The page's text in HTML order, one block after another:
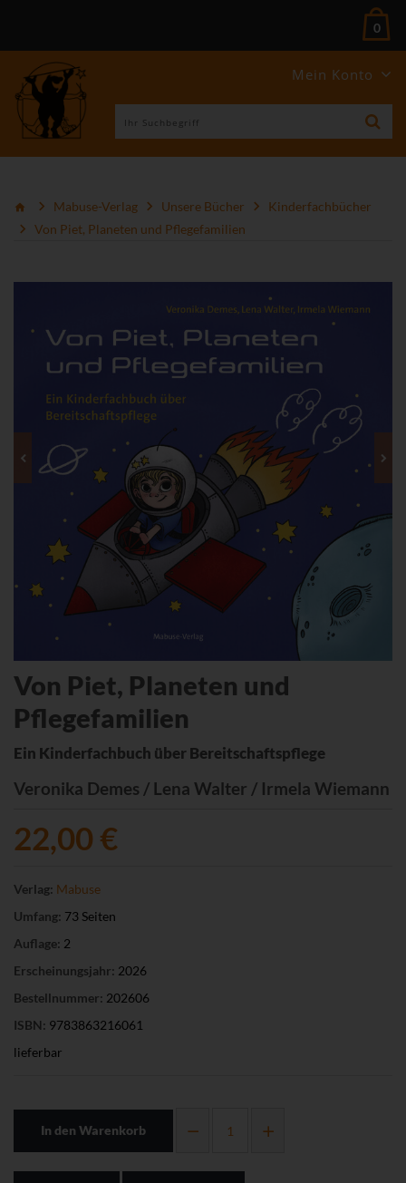
Mein Konto
0
Mabuse-Verlag Unsere Bücher
Kinderfachbücher
Von Piet, Planeten und Pflegefamilien
Von Piet, Planeten und
Pflegefamilien
Ein Kinderfachbuch über Bereitschaftspflege
Veronika Demes / Lena Walter / Irmela Wiemann
22,00 €
Verlag: Mabuse
Umfang: 73 Seiten
Auflage: 2
Erscheinungsjahr: 2026
Bestellnummer: 202606
ISBN: 9783863216061
lieferbar
In den Warenkorb